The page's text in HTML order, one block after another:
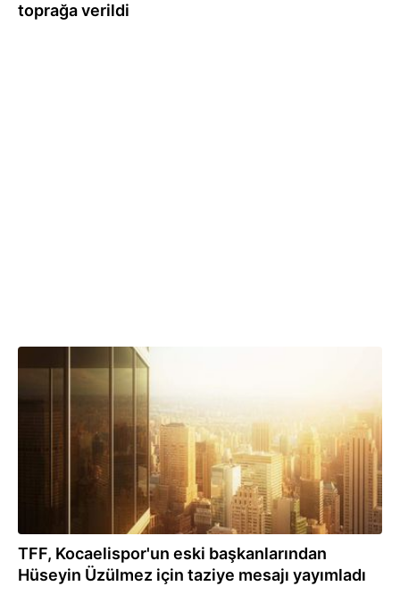
toprağa verildi
21.06.2021
TFF, Kocaelispor'un eski başkanlarından
Hüseyin Üzülmez için taziye mesajı yayımladı